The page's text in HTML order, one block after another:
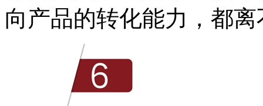
向产品的转化能力，都